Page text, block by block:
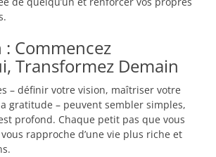
Commencez
Transformez Demain
– définir votre vision, maîtriser votre
gratitude – peuvent sembler simples,
profond. Chaque petit pas que vous
rapproche d’une vie plus riche et